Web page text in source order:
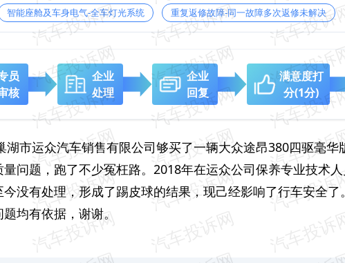
智能座舱及车身电气-全车灯光系统 重复返修故障-同一故障多次返修未解决
员
核
企业
处理
企业
回复
满意度打
分(1分)
湖市运众汽车销售有限公司够买了一辆大众途昂380四驱毫华
问题，跑了不少冤枉路。2018年在运众公司保养专业技术
没有处理，形成了踢皮球的结果，现己经影响了行车安全
均有依据，谢谢。